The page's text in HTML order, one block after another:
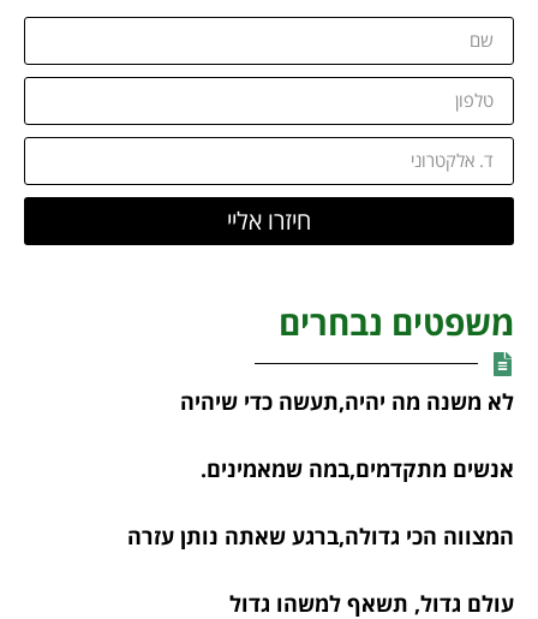
חיזרו אליי
משפטים נבחרים
לא משנה מה יהיה,תעשה כדי שיהיה
אנשים מתקדמים,במה שמאמינים.
המצווה הכי גדולה,ברגע שאתה נותן עזרה
עולם גדול, תשאף למשהו גדול